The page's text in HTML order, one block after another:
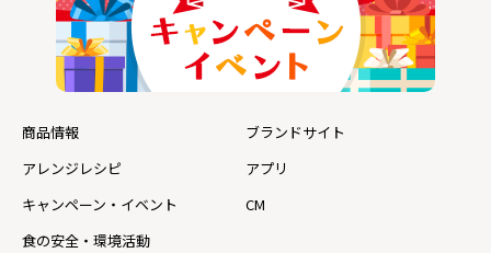
商品情報
ブランドサイト
アレンジレシピ
アプリ
キャンペーン・イベント
CM
食の安全・環境活動